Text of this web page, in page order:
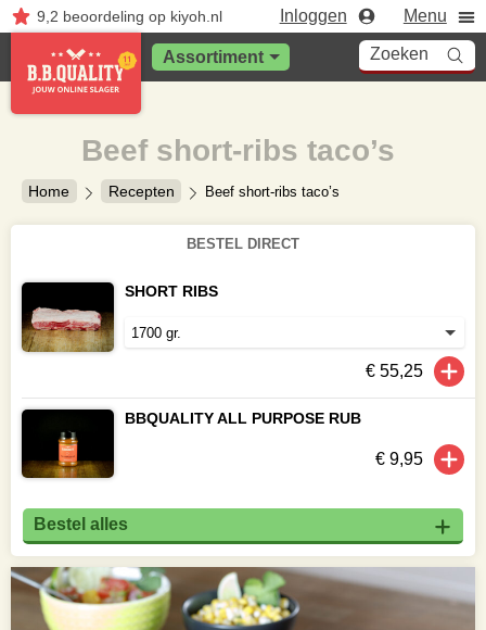
9,2 beoordelingop kiyoh.nl Inloggen Menu
Assortiment Zoeken
Home Recepten Beef short-ribs taco’s
Beef short-ribs taco’s
BESTEL DIRECT
SHORT RIBS
€ 55,25
BBQUALITY ALL PURPOSE RUB
€ 9,95
Bestel alles